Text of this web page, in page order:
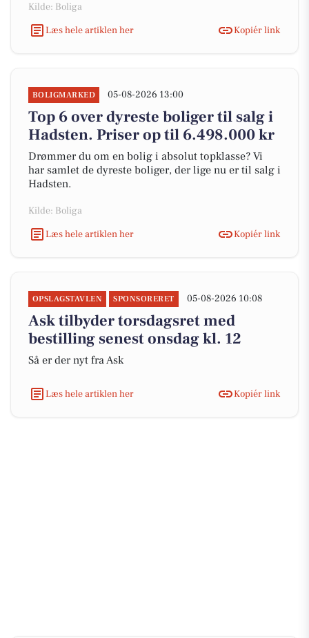
Kilde: Boliga
Læs hele artiklen her
Kopiér link
BOLIGMARKED 05-08-2026 13:00
Top 6 over dyreste boliger til salg i
Hadsten. Priser op til 6.498.000 kr
Drømmer du om en bolig i absolut topklasse? Vi
har samlet de dyreste boliger, der lige nu er til salg i
Hadsten.
Kilde: Boliga
Læs hele artiklen her
Kopiér link
OPSLAGSTAVLEN SPONSORERET 05-08-2026 10:08
Ask tilbyder torsdagsret med
bestilling senest onsdag kl. 12
Så er der nyt fra Ask
Læs hele artiklen her Kopiér link